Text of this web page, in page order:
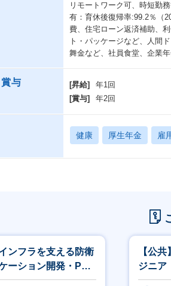
リモートワーク可、時短勤
有：育休後復帰率:99.2％（
費、住宅ローン返済補助、
ト・パッケージなど、人間
舞金など、社員食堂、企業
与 [昇給]
年1回
[賞与]
年2回
健康 厚生年金 雇
ンフラを支える防衛
ーション開発・PM
【公
ジニア
<564>